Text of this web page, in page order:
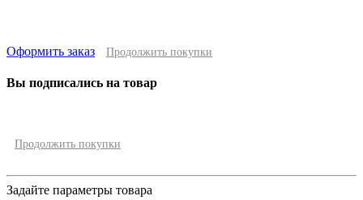
Оформить заказ Продолжить покупки
Вы подписались на товар
Продолжить покупки
Задайте параметры товара